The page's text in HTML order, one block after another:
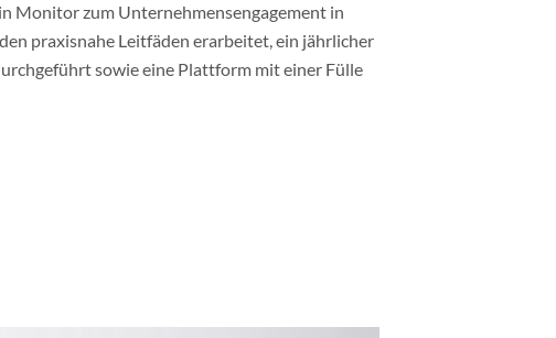
Monitor zum Unternehmensengagement in
praxisnahe Leitfäden erarbeitet, ein jährlicher
sowie eine Plattform mit einer Fülle